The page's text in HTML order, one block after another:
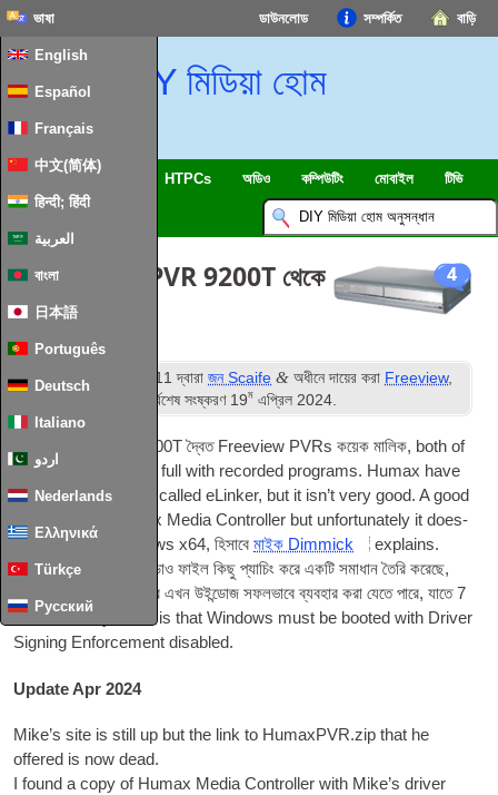
বাড়ি
সম্পর্কিত
ডাউনলোড
ভাষা
English
Español
Français
中文(简体)
हिन्दी; हिंदी
العربية
বাংলা
日本語
Português
Deutsch
Italiano
اردو
Nederlands
Ελληνικά
Türkçe
Русский
DIY মিডিয়া হোম
SmartHome & IOT HTPCs অডিও কম্পিউটিং মোবাইল টিভি
4
পিসি Humax PVR 9200T থেকে
ফাইল কপি করুন
প্রকাশিত 16 অক্টোবর 2011 দ্বারাজন Scaife & অধীনে দায়ের করা Freeview,
. সর্বশেষ সংষ্করণ 19ম এপ্রিল 2024.
আমি Humax PVT-9200T দ্বৈত Freeview PVRs কয়েক মালিক, both of
which are now quite full with recor­ded pro­grams. Humax have
provided a pro­gram called eLinker, but it isn’t very good. A good
altern­at­ive is Humax Media Con­trol­ler but unfor­tu­nately it does­
n’t work with Win­dows x64, হিসাবেমাইক Dimmick
explains.
Thank­fully
, মাইক এছাড়াও ফাইল কিছু প্যাচিং করে একটি সমাধান তৈরি করেছে,
Humax মিডিয়া কন্ট্রোলার এখন উইন্ডোজ সফলভাবে ব্যবহার করা যেতে পারে, যাতে 7
x64. The only issue is that Win­dows must be booted with Driver
Sign­ing Enforce­ment disabled.
Update Apr 2024
Mike’s site is still up but the link to HumaxPVR.zip that he
offered is now dead.
I found a copy of Humax Media Con­trol­ler with Mike’s driver